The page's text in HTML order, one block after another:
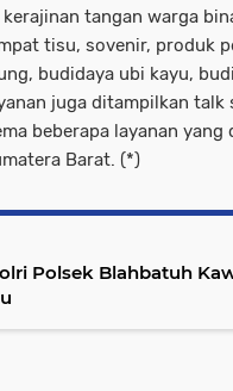
tangan warga
tisu, sovenir, produk
budidaya ubi kayu,
juga ditampilkan talk
beberapa layanan yang
Barat. (*)
Polsek Blahbatuh